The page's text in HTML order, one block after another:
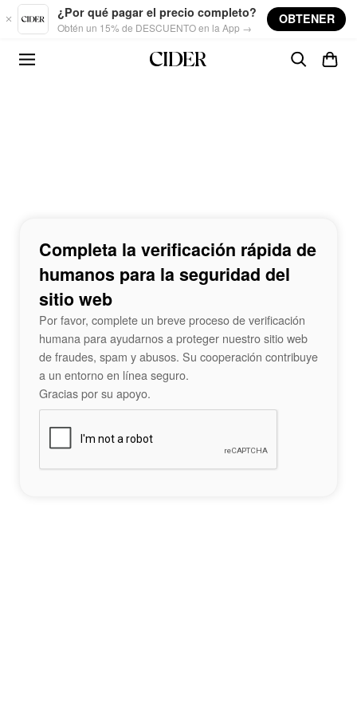
Skip to main content
¿Por qué pagar el precio completo?
Obtén un 15% de DESCUENTO en la App →
OBTENER
Completa la verificación rápida de
humanos para la seguridad del
sitio web
Por favor, complete un breve proceso de verificación
humana para ayudarnos a proteger nuestro sitio web
de fraudes, spam y abusos. Su cooperación contribuye
a un entorno en línea seguro.
Gracias por su apoyo.